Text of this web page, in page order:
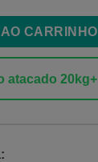
CARRINHO
atacado 20kg+